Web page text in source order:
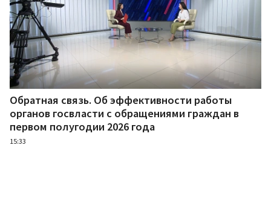
Обратная связь. Об эффективности работы
органов госвласти с обращениями граждан в
первом полугодии 2026 года
15:33